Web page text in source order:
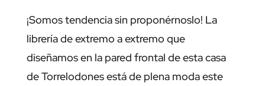
¡Somos tendencia sin proponérnoslo! La
librería de extremo a extremo que
diseñamos en la pared frontal de esta casa
de Torrelodones está de plena moda este